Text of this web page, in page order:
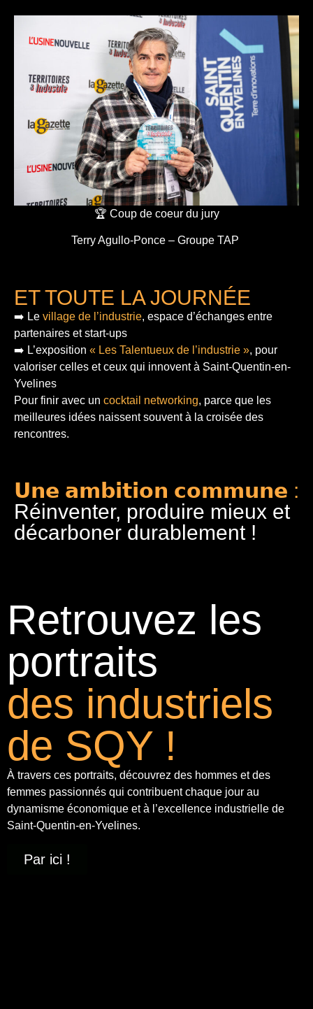
🏆 Coup de coeur du jury
Terry Agullo-Ponce – Groupe TAP
ET TOUTE LA JOURNÉE
➡️ Le village de l’industrie, espace d’échanges entre
partenaires et start-ups
➡️ L’exposition « Les Talentueux de l’industrie », pour
valoriser celles et ceux qui innovent à Saint-Quentin-en-
Yvelines
Pour finir avec un cocktail networking, parce que les
meilleures idées naissent souvent à la croisée des
rencontres.
𝗨𝗻𝗲 𝗮𝗺𝗯𝗶𝘁𝗶𝗼𝗻 𝗰𝗼𝗺𝗺𝘂𝗻𝗲 :
Réinventer, produire mieux et
décarboner durablement !
Retrouvez les
portraits
des industriels
de SQY !
À travers ces portraits, découvrez des hommes et des
femmes passionnés qui contribuent chaque jour au
dynamisme économique et à l’excellence industrielle de
Saint-Quentin-en-Yvelines.
Par ici !